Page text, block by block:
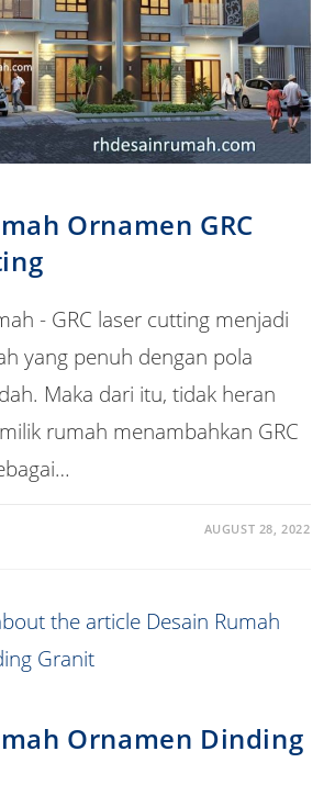
Ornamen GRC
- GRC laser cutting menjadi
yang penuh dengan pola
Maka dari itu, tidak heran
rumah menambahkan GRC
AUGUST 28, 2022
Ornamen Dinding